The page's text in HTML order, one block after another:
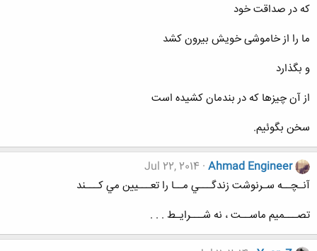
که در صداقت خود
ما را از خاموشی خويش بيرون کشد
و بگذارد
از آن چيزها که در بندمان کشيده است
سخن بگوئيم.
Ahmad Engineer
Jul 22, 2014
آنـچــه سـرنوشت زندگـــي مــا را تعـــيين مي کـــند
تصـــميم ماســت ، نه شـــرايـط . . .